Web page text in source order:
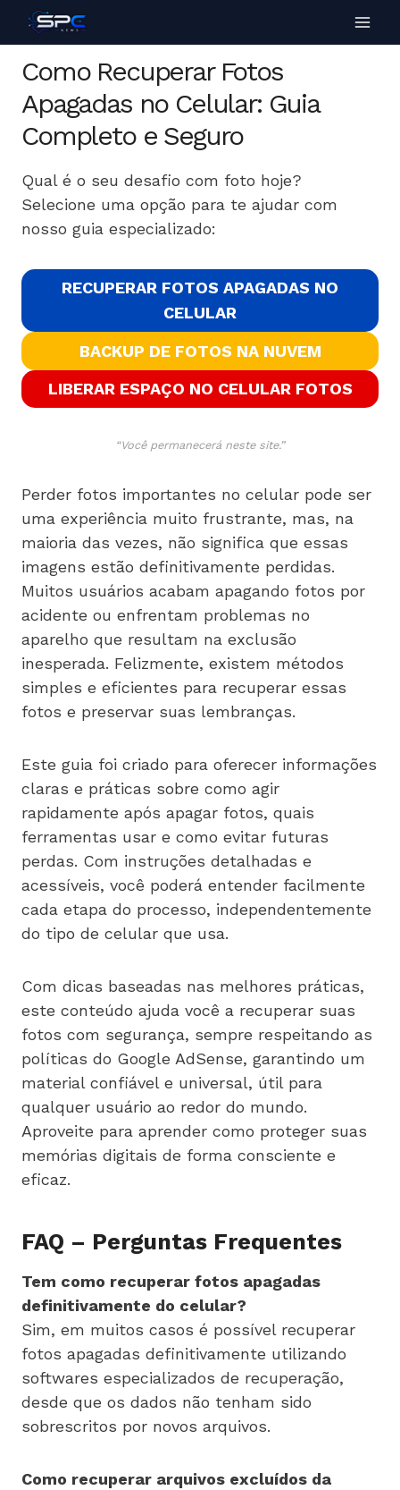
Como Recuperar Fotos
Apagadas no Celular: Guia
Completo e Seguro
Qual é o seu desafio com foto hoje?
Selecione uma opção para te ajudar com
nosso guia especializado:
RECUPERAR FOTOS APAGADAS NO
CELULAR
BACKUP DE FOTOS NA NUVEM
LIBERAR ESPAÇO NO CELULAR FOTOS
“Você permanecerá neste site.”
Perder fotos importantes no celular pode ser
uma experiência muito frustrante, mas, na
maioria das vezes, não significa que essas
imagens estão definitivamente perdidas.
Muitos usuários acabam apagando fotos por
acidente ou enfrentam problemas no
aparelho que resultam na exclusão
inesperada. Felizmente, existem métodos
simples e eficientes para recuperar essas
fotos e preservar suas lembranças.
Este guia foi criado para oferecer informações
claras e práticas sobre como agir
rapidamente após apagar fotos, quais
ferramentas usar e como evitar futuras
perdas. Com instruções detalhadas e
acessíveis, você poderá entender facilmente
cada etapa do processo, independentemente
do tipo de celular que usa.
Com dicas baseadas nas melhores práticas,
este conteúdo ajuda você a recuperar suas
fotos com segurança, sempre respeitando as
políticas do Google AdSense, garantindo um
material confiável e universal, útil para
qualquer usuário ao redor do mundo.
Aproveite para aprender como proteger suas
memórias digitais de forma consciente e
eficaz.
FAQ – Perguntas Frequentes
Tem como recuperar fotos apagadas
definitivamente do celular?
Sim, em muitos casos é possível recuperar
fotos apagadas definitivamente utilizando
softwares especializados de recuperação,
desde que os dados não tenham sido
sobrescritos por novos arquivos.
Como recuperar arquivos excluídos da